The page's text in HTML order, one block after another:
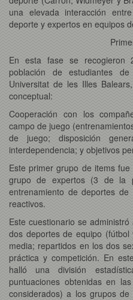
una elevada interacción
deporte y expertos en equipos
En esta fase se recogieron
población de estudiantes
Universitat de les Illes
conceptual:
Cooperación con los
campo de juego
de juego; disposición
interdependencia; y objetivos
Este primer grupo de items
grupo de expertos (3 de la
entrenamiento de deportes
reactivos.
Este cuestionario se
dos deportes de equipo
media; repartidos en los dos
práctica y competición. En
halló una división
puntuaciones obtenidas en
considerados) a los grupos